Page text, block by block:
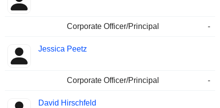
Corporate Officer/Principal -
Jessica Peetz
Corporate Officer/Principal -
David Hirschfeld